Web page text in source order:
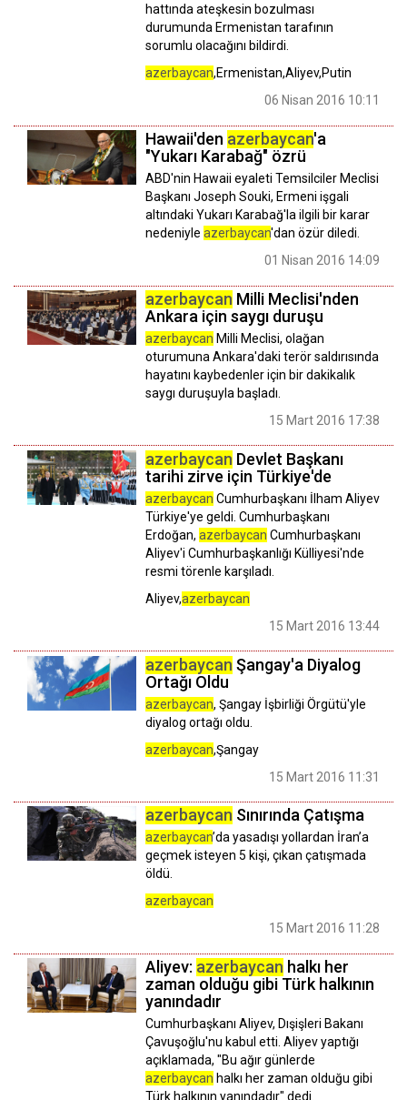
hattında ateşkesin bozulması
durumunda Ermenistan tarafının
sorumlu olacağını bildirdi.
azerbaycan,Ermenistan,Aliyev,Putin
06 Nisan 2016 10:11
Hawaii'den azerbaycan'a
"Yukarı Karabağ" özrü
ABD'nin Hawaii eyaleti Temsilciler Meclisi
Başkanı Joseph Souki, Ermeni işgali
altındaki Yukarı Karabağ'la ilgili bir karar
nedeniyle azerbaycan'dan özür diledi.
01 Nisan 2016 14:09
azerbaycan Milli Meclisi'nden
Ankara için saygı duruşu
azerbaycan Milli Meclisi, olağan
oturumuna Ankara'daki terör saldırısında
hayatını kaybedenler için bir dakikalık
saygı duruşuyla başladı.
15 Mart 2016 17:38
azerbaycan Devlet Başkanı
tarihi zirve için Türkiye'de
azerbaycan Cumhurbaşkanı İlham Aliyev
Türkiye'ye geldi. Cumhurbaşkanı
Erdoğan, azerbaycan Cumhurbaşkanı
Aliyev'i Cumhurbaşkanlığı Külliyesi'nde
resmi törenle karşıladı.
Aliyev,azerbaycan
15 Mart 2016 13:44
azerbaycan Şangay'a Diyalog
Ortağı Oldu
azerbaycan, Şangay İşbirliği Örgütü'yle
diyalog ortağı oldu.
azerbaycan,Şangay
15 Mart 2016 11:31
azerbaycan Sınırında Çatışma
azerbaycan’da yasadışı yollardan İran’a
geçmek isteyen 5 kişi, çıkan çatışmada
öldü.
azerbaycan
15 Mart 2016 11:28
Aliyev: azerbaycan halkı her
zaman olduğu gibi Türk halkının
yanındadır
Cumhurbaşkanı Aliyev, Dışişleri Bakanı
Çavuşoğlu'nu kabul etti. Aliyev yaptığı
açıklamada, "Bu ağır günlerde
azerbaycan halkı her zaman olduğu gibi
Türk halkının yanındadır" dedi.